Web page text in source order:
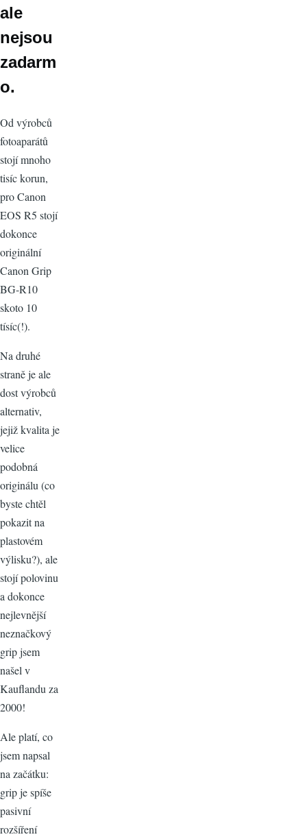
ale
nejsou
zadarm
o.
Od výrobců
fotoaparátů
stojí mnoho
tisíc korun,
pro Canon
EOS R5 stojí
dokonce
originální
Canon Grip
BG-R10
skoto 10
tísíc(!).
Na druhé
straně je ale
dost výrobců
alternativ,
jejiž kvalita je
velice
podobná
originálu (co
byste chtěl
pokazit na
plastovém
výlisku?), ale
stojí polovinu
a dokonce
nejlevnější
neznačkový
grip jsem
našel v
Kauflandu za
2000!
Ale platí, co
jsem napsal
na začátku:
grip je spíše
pasivní
rozšíření